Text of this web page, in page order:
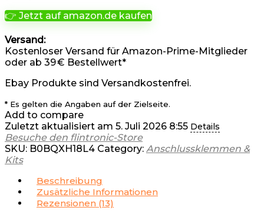
👉 Jetzt auf amazon.de kaufen
Versand:
Kostenloser Versand für Amazon-Prime-Mitglieder
oder ab 39 € Bestellwert*
Ebay Produkte sind Versandkostenfrei.
* Es gelten die Angaben auf der Zielseite.
Add to compare
Zuletzt aktualisiert am 5. Juli 2026 8:55 Details
Besuche den flintronic-Store
SKU: B0BQXH18L4 Category: Anschlussklemmen &
Kits
Beschreibung
Zusätzliche Informationen
Rezensionen (13)